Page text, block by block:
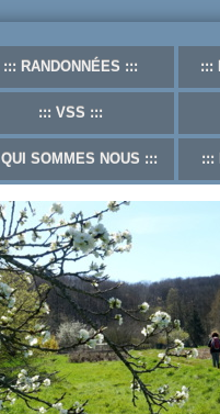
RANDONNÉES
VSS
QUI SOMMES NOUS